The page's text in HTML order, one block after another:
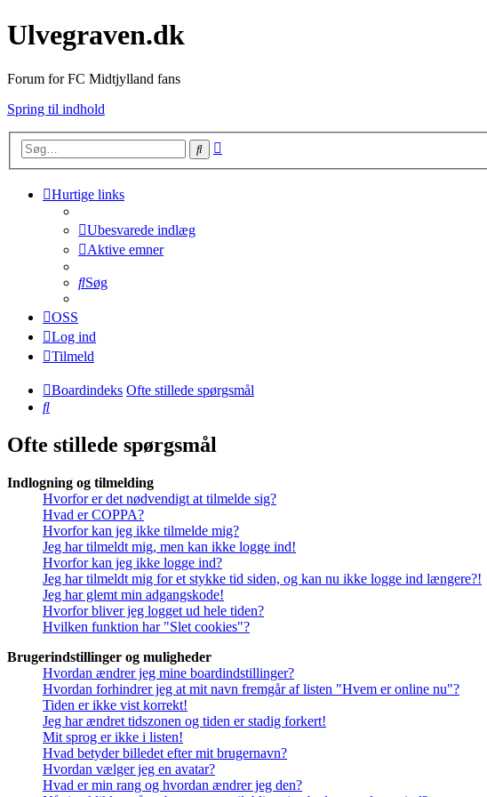
Ulvegraven.dk
Forum for FC Midtjylland fans
Spring til indhold
Søg
Hurtige links
Ubesvarede indlæg
Aktive emner
Søg
OSS
Log ind
Tilmeld
Boardindeks Ofte stillede spørgsmål
Søg
Ofte stillede spørgsmål
Indlogning og tilmelding
Hvorfor er det nødvendigt at tilmelde sig?
Hvad er COPPA?
Hvorfor kan jeg ikke tilmelde mig?
Jeg har tilmeldt mig, men kan ikke logge ind!
Hvorfor kan jeg ikke logge ind?
Jeg har tilmeldt mig for et stykke tid siden, og kan nu ikke logge ind længere?!
Jeg har glemt min adgangskode!
Hvorfor bliver jeg logget ud hele tiden?
Hvilken funktion har "Slet cookies"?
Brugerindstillinger og muligheder
Hvordan ændrer jeg mine boardindstillinger?
Hvordan forhindrer jeg at mit navn fremgår af listen "Hvem er online nu"?
Tiden er ikke vist korrekt!
Jeg har ændret tidszonen og tiden er stadig forkert!
Mit sprog er ikke i listen!
Hvad betyder billedet efter mit brugernavn?
Hvordan vælger jeg en avatar?
Hvad er min rang og hvordan ændrer jeg den?